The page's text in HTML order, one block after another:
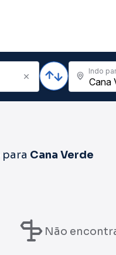
Indo
para Cana Verde
Não